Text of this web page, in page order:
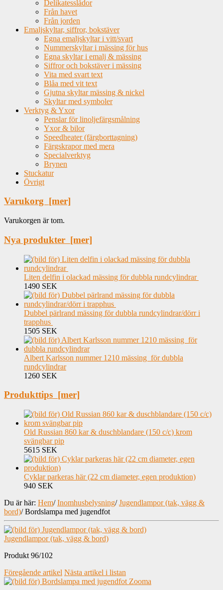
Delikatesslådor
Från havet
Från jorden
Emaljskyltar, siffror, bokstäver
Egna emaljskyltar i vitt/svart
Nummerskyltar i mässing för hus
Egna skyltar i emalj & mässing
Siffror och bokstäver i mässing
Vita med svart text
Blåa med vit text
Gjutna skyltar mässing & nickel
Skyltar med symboler
Verktyg & Yxor
Penslar för linoljefärgsmålning
Yxor & bilor
Speedheater (färgborttagning)
Färgskrapor med mera
Specialverktyg
Brynen
Stuckatur
Övrigt
Varukorg [mer]
Varukorgen är tom.
Nya produkter [mer]
Liten delfin i olackad mässing för dubbla rundcylindrar
1490 SEK
Dubbel pärlrand mässing för dubbla rundcylindrar/dörr i
trapphus
1505 SEK
Albert Karlsson nummer 1210 mässing för dubbla
rundcylindrar
1260 SEK
Produkttips [mer]
Old Russian 860 kar & duschblandare (150 c/c) krom
svängbar pip
5615 SEK
Cyklar parkeras här (22 cm diameter, egen produktion)
940 SEK
Du är här: Hem/ Inomhusbelysning/ Jugendlampor (tak, vägg &
bord)/Bordslampa med jugendfot
Jugendlampor (tak, vägg & bord)
Produkt 96/102
Föregående artikel Nästa artikel i listan
Zooma